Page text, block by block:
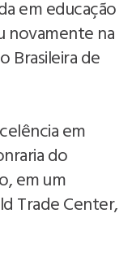
em educação
novamente na
Brasileira de
em
do
em um
Trade Center,